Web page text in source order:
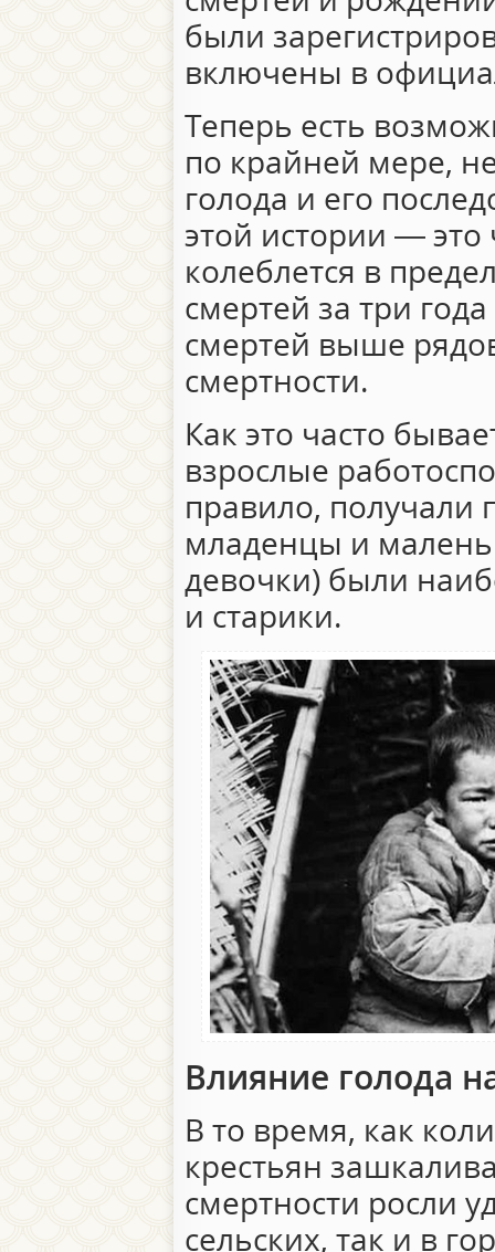
были
включены в
Теперь есть
по крайней мере,
голода и его
этой истории —
колеблется в
смертей за три
смертей выше
смертности.
Как это часто
взрослые
правило, получали
младенцы и
девочки) были
и старики.
Влияние голода
В то время, как
крестьян
смертности росли
сельских, так и в